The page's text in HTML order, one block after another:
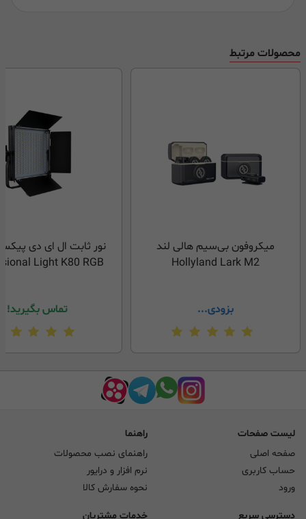
محصولات مرتبط
میکروفون بی‌سیم هالی لند
Hollyland Lark M2
بزودی...
Light K80 RGB
تماس بگیرید!
لیست صفحات
صفحه اصلی
حساب کاربری
ورود
راهنما
راهنمای نصب محصولات
نرم افزار و درایور
نحوه سفارش کالا
دسترسی سریع
خدمات مشتریان